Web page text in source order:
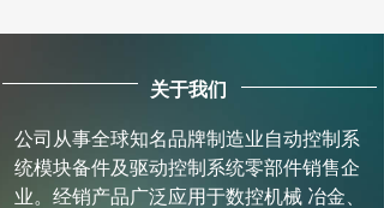
关于我们
公司从事全球知名品牌制造业自动控制系
统模块备件及驱动控制系统零部件销售企
业。经销产品广泛应用于数控机械 冶金、